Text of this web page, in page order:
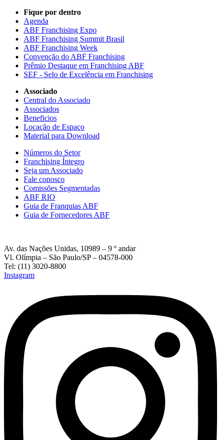
Fique por dentro
Agenda
ABF Franchising Expo
ABF Franchising Summit Brasil
ABF Franchising Week
Convenção do ABF Franchising
Prêmio Destaque em Franchising ABF
SEF - Selo de Excelência em Franchising
Associado
Central do Associado
Associados
Beneficios
Locação de Espaço
Material para Download
Números do Setor
Franchising Íntegro
Seja um Associado
Fale conosco
Comissões Segmentadas
ABF RIO
Guia de Franquias ABF
Guia de Fornecedores ABF
Av. das Nações Unidas, 10989 – 9 º andar
Vl. Olímpia – São Paulo/SP – 04578-000
Tel: (11) 3020-8800
Instagram